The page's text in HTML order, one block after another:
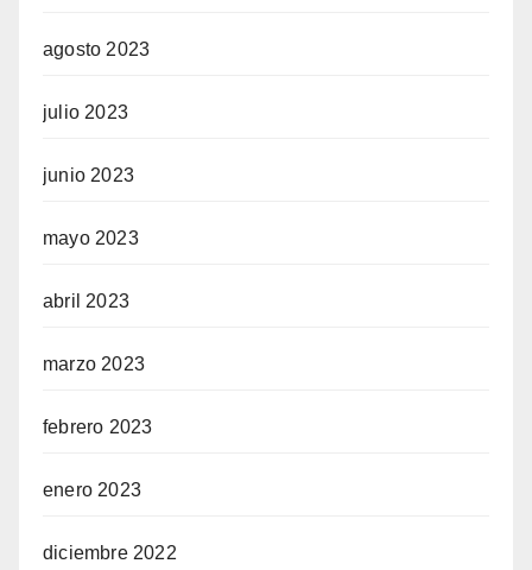
agosto 2023
julio 2023
junio 2023
mayo 2023
abril 2023
marzo 2023
febrero 2023
enero 2023
diciembre 2022